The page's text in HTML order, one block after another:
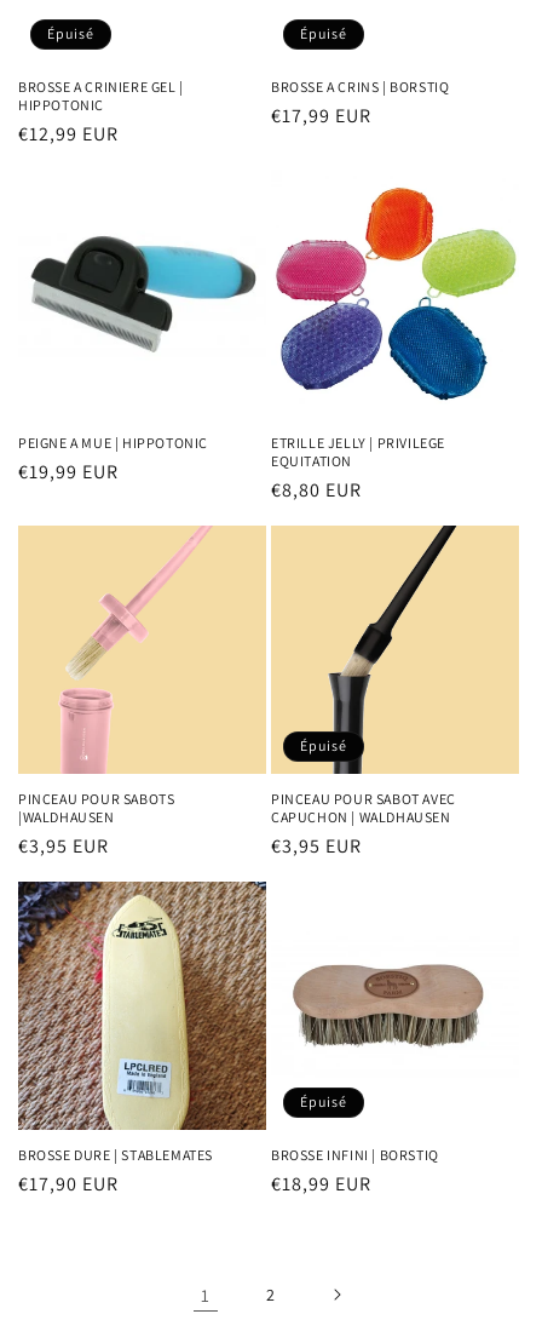
Épuisé
BROSSE A CRINIERE GEL |
HIPPOTONIC
Prix
€12,99 EUR
Épuisé
BROSSE A CRINS | BORSTIQ
Prix
€17,99 EUR
PEIGNE A MUE | HIPPOTONIC
Prix
€19,99 EUR
ETRILLE JELLY | PRIVILEGE
EQUITATION
Prix
€8,80 EUR
PINCEAU POUR SABOTS
|WALDHAUSEN
Prix
€3,95 EUR
Épuisé
PINCEAU POUR SABOT AVEC
CAPUCHON | WALDHAUSEN
Prix
€3,95 EUR
BROSSE DURE | STABLEMATES
Prix
€17,90 EUR
Épuisé
BROSSE INFINI | BORSTIQ
Prix
€18,99 EUR
1 2